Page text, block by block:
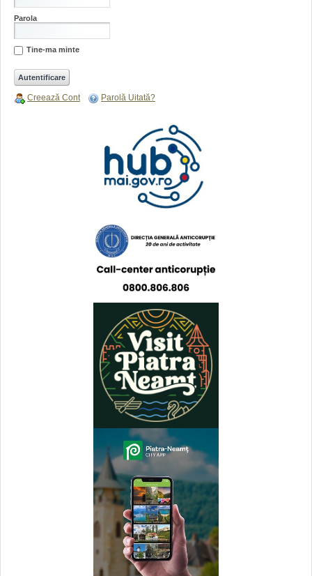
Parola
Tine-ma minte
Creează Cont Parolă Uitată?